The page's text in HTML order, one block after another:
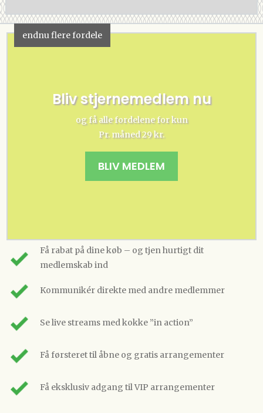
endnu flere fordele
Bliv stjernemedlem nu
og få alle fordelene for kun
Pr. måned 29 kr.
BLIV MEDLEM
Få rabat på dine køb – og tjen hurtigt dit
medlemskab ind
Kommunikér direkte med andre medlemmer
Se live streams med kokke ”in action”
Få førsteret til åbne og gratis arrangementer
Få eksklusiv adgang til VIP arrangementer